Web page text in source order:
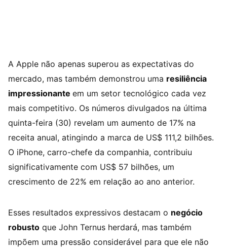
A Apple não apenas superou as expectativas do
mercado, mas também demonstrou uma resiliência
impressionante em um setor tecnológico cada vez
mais competitivo. Os números divulgados na última
quinta-feira (30) revelam um aumento de 17% na
receita anual, atingindo a marca de US$ 111,2 bilhões.
O iPhone, carro-chefe da companhia, contribuiu
significativamente com US$ 57 bilhões, um
crescimento de 22% em relação ao ano anterior.
Esses resultados expressivos destacam o negócio
robusto que John Ternus herdará, mas também
impõem uma pressão considerável para que ele não